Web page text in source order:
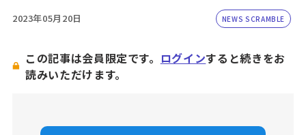
2023年05月20日 NEWS SCRAMBLE
この記事は会員限定です。 ログインすると続きをお
読みいただけます。